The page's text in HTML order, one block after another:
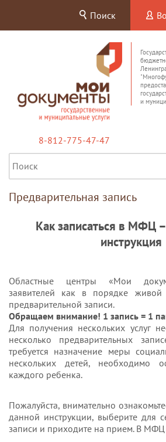
Поиск
и
8-812-775-47-47
Предварительная запись
Как записаться в МФЦ
инструкция
Областные центры «Мои
заявителей как в порядке
предварительной записи.
Обращаем внимание! 1 запись = 1
Для получения нескольких услуг
несколько предварительных
требуется назначение меры
нескольких детей, необходимо
каждого ребенка.
Пожалуйста, внимательно
данной инструкции, выберите для
записи и приходите на прием. В МФЦ